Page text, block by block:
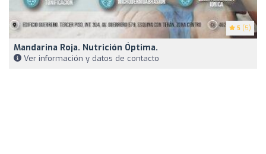
5 (5)
Mandarina Roja. Nutrición Óptima.
Ver información y datos de contacto